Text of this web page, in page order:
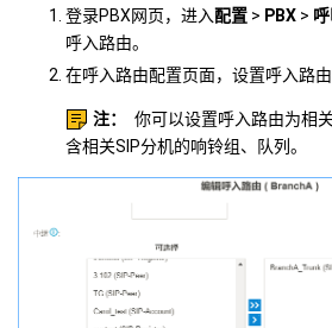
登录PBX网页，进入配置 > PBX >
呼入路由。
在呼入路由配置页面，设置呼入路由
注：
你可以设置呼入路由为相
含相关SIP分机的响铃组、队列。